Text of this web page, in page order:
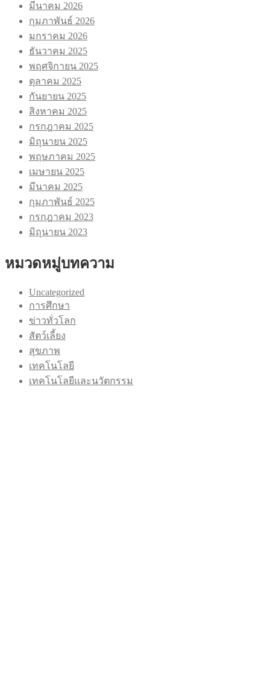
มีนาคม 2026
กุมภาพันธ์ 2026
มกราคม 2026
ธันวาคม 2025
พฤศจิกายน 2025
ตุลาคม 2025
กันยายน 2025
สิงหาคม 2025
กรกฎาคม 2025
มิถุนายน 2025
พฤษภาคม 2025
เมษายน 2025
มีนาคม 2025
กุมภาพันธ์ 2025
กรกฎาคม 2023
มิถุนายน 2023
หมวดหมู่บทความ
Uncategorized
การศึกษา
ข่าวทั่วโลก
สัตว์เลี้ยง
สุขภาพ
เทคโนโลยี
เทคโนโลยีและนวัตกรรม